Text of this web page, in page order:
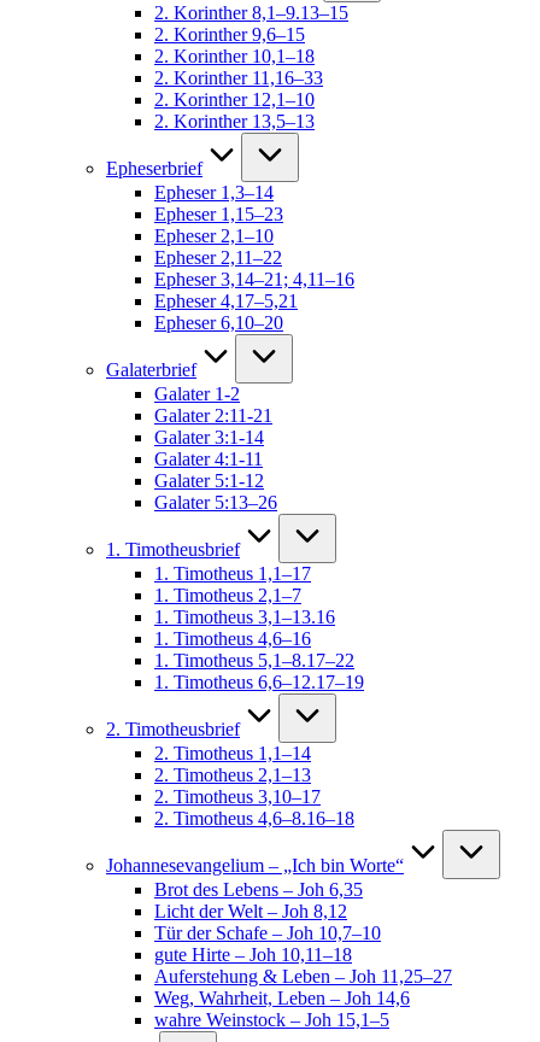
2. Korinther 8,1–9.13–15
2. Korinther 9,6–15
2. Korinther 10,1–18
2. Korinther 11,16–33
2. Korinther 12,1–10
2. Korinther 13,5–13
Epheserbrief
Epheser 1,3–14
Epheser 1,15–23
Epheser 2,1–10
Epheser 2,11–22
Epheser 3,14–21; 4,11–16
Epheser 4,17–5,21
Epheser 6,10–20
Galaterbrief
Galater 1-2
Galater 2:11-21
Galater 3:1-14
Galater 4:1-11
Galater 5:1-12
Galater 5:13–26
1. Timotheusbrief
1. Timotheus 1,1–17
1. Timotheus 2,1–7
1. Timotheus 3,1–13.16
1. Timotheus 4,6–16
1. Timotheus 5,1–8.17–22
1. Timotheus 6,6–12.17–19
2. Timotheusbrief
2. Timotheus 1,1–14
2. Timotheus 2,1–13
2. Timotheus 3,10–17
2. Timotheus 4,6–8.16–18
Johannesevangelium – „Ich bin Worte“
Brot des Lebens – Joh 6,35
Licht der Welt – Joh 8,12
Tür der Schafe – Joh 10,7–10
gute Hirte – Joh 10,11–18
Auferstehung & Leben – Joh 11,25–27
Weg, Wahrheit, Leben – Joh 14,6
wahre Weinstock – Joh 15,1–5